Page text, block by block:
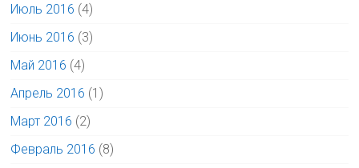
Июль 2016 (4)
Июнь 2016 (3)
Май 2016 (4)
Апрель 2016 (1)
Март 2016 (2)
Февраль 2016 (8)